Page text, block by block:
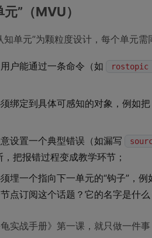
”（MVU）
单元”为颗粒度设计，每个单元需
户能通过一条命令（如 rostopic
绑定到具体可感知的对象，例如把
设置一个典型错误（如漏写
，把报错过程变成教学环节；
埋一个指向下一单元的“钩子”，例
点订阅这个话题？它的名字是什么
实战手册》第一课，就只做一件事